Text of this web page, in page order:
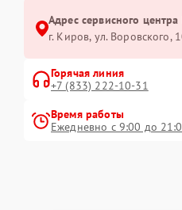
Адрес сервисного
г. Киров, ул. Воровского,
Горячая линия
+7 (833) 222-10-31
Время работы
Ежедневно с 9:00 до